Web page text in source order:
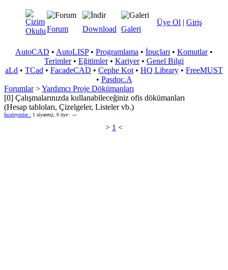
Üye Ol | Giriş
Forum Download Galeri
AutoCAD • AutoLISP• Programlama • İpuçları • Komutlar•
Terimler• Eğitimler• Kariyer• Genel Bilgi
aLd • TCad • FacadeCAD • Cephe Kot • HQ Library • FreeMUST
• Pasdoc.A
Forumlar>Yardımcı Proje Dökümanları
[0] Çalışmalarınızda kullanabileceğiniz ofis dökümanları
(Hesap tabloları, Çizelgeler, Listeler vb.)
İnceleyenler : 1 ziyaretçi, 0 üye : ---
> 1 <